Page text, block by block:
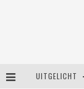
UITGELICHT